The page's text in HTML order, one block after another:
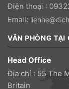
Điện thoại :
Email:
VĂN PHÒNG TẠI
Head Office
Địa chỉ : 55 The
Britain